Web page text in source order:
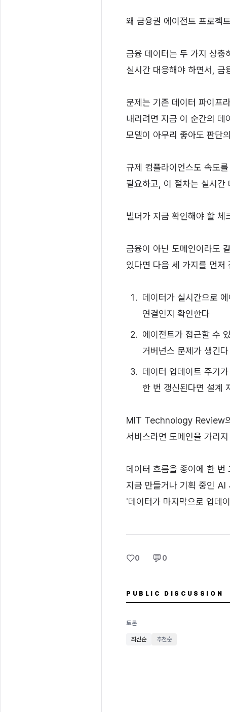
왜 금융권 에이전트 프로젝
금융 데이터는 두 가지 상충
실시간 대응해야 하면서, 금
문제는 기존 데이터 파이프
내리려면 지금 이 순간의 데
모델이 아무리 좋아도 판단
규제 컴플라이언스도 속도
필요하고, 이 절차는 실시간
빌더가 지금 확인해야 할 체
금융이 아닌 도메인이라도
있다면 다음 세 가지를 먼저
데이터가 실시간으로
연결인지 확인한다
에이전트가 접근할 수
거버넌스 문제가 생긴다
데이터 업데이트 주기
한 번 갱신된다면 설계
MIT Technology Review의
서비스라면 도메인을 가리
데이터 흐름을 종이에 한 번
지금 만들거나 기획 중인 AI
'데이터가 마지막으로 업데
♡0 💬0
PUBLIC DISCUSSION
토론
최신순 추천순